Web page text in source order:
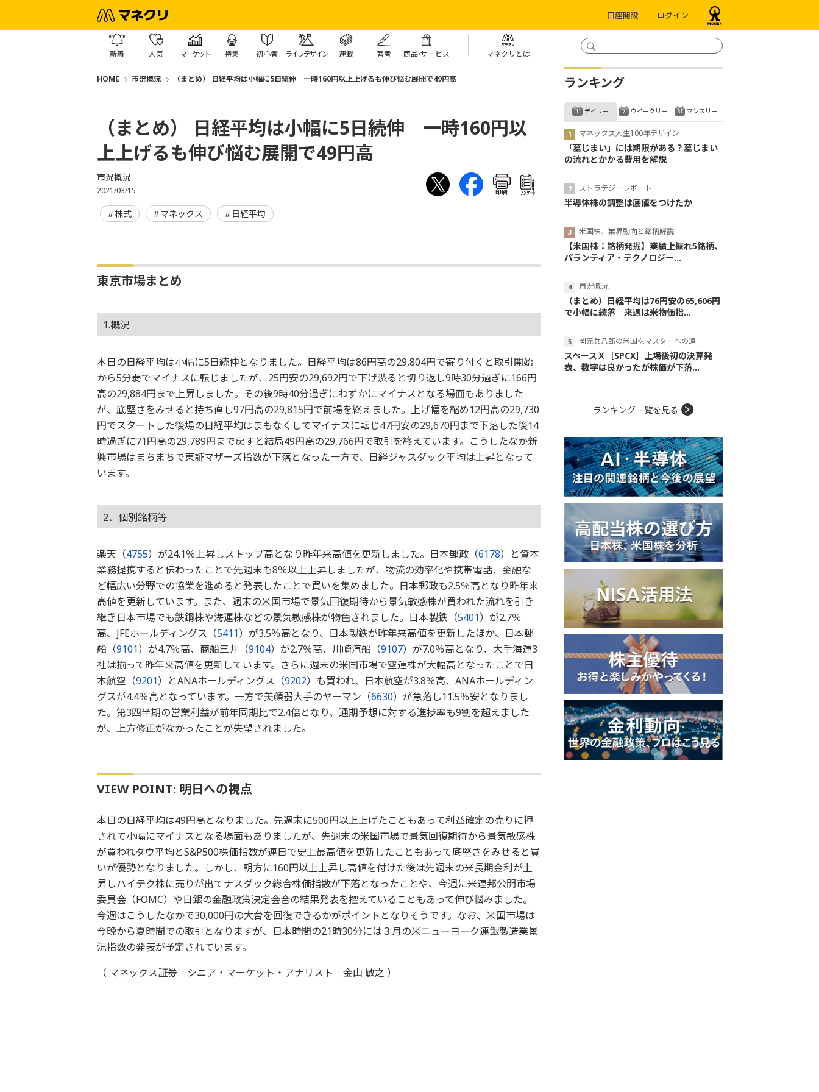
口座開設 ログイン
新着 人気 マーケット 特集 初心者 ライフデザイン 連載 著者 商品・サービス マネクリとは
HOME 市況概況 （まとめ） 日経平均は小幅に5日続伸 一時160円以上上げるも伸び悩む展開で49円高
（まとめ） 日経平均は小幅に5日続伸 一時160円以
上上げるも伸び悩む展開で49円高
市況概況
2021/03/15 印刷 ｱﾝｹｰﾄ
株式 マネックス 日経平均
東京市場まとめ
1.概況
本日の日経平均は小幅に5日続伸となりました。日経平均は86円高の29,804円で寄り付くと取引開始
から5分弱でマイナスに転じましたが、25円安の29,692円で下げ渋ると切り返し9時30分過ぎに166円
高の29,884円まで上昇しました。その後9時40分過ぎにわずかにマイナスとなる場面もありました
が、底堅さをみせると持ち直し97円高の29,815円で前場を終えました。上げ幅を縮め12円高の29,730
円でスタートした後場の日経平均はまもなくしてマイナスに転じ47円安の29,670円まで下落した後14
時過ぎに71円高の29,789円まで戻すと結局49円高の29,766円で取引を終えています。こうしたなか新
興市場はまちまちで東証マザーズ指数が下落となった一方で、日経ジャスダック平均は上昇となって
います。
2．個別銘柄等
楽天（4755）が24.1％上昇しストップ高となり昨年来高値を更新しました。日本郵政（6178）と資本
業務提携すると伝わったことで先週末も8％以上上昇しましたが、物流の効率化や携帯電話、金融な
ど幅広い分野での協業を進めると発表したことで買いを集めました。日本郵政も2.5％高となり昨年来
高値を更新しています。また、週末の米国市場で景気回復期待から景気敏感株が買われた流れを引き
継ぎ日本市場でも鉄鋼株や海運株などの景気敏感株が物色されました。日本製鉄（5401）が2.7％
高、JFEホールディングス（5411）が3.5％高となり、日本製鉄が昨年来高値を更新したほか、日本郵
船（9101）が4.7％高、商船三井（9104）が2.7％高、川崎汽船（9107）が7.0％高となり、大手海運3
社は揃って昨年来高値を更新しています。さらに週末の米国市場で空運株が大幅高となったことで日
本航空（9201）とANAホールディングス（9202）も買われ、日本航空が3.8％高、ANAホールディン
グスが4.4％高となっています。一方で美顔器大手のヤーマン（6630）が急落し11.5％安となりまし
た。第3四半期の営業利益が前年同期比で2.4倍となり、通期予想に対する進捗率も9割を超えました
が、上方修正がなかったことが失望されました。
VIEW POINT: 明日への視点
本日の日経平均は49円高となりました。先週末に500円以上上げたこともあって利益確定の売りに押
されて小幅にマイナスとなる場面もありましたが、先週末の米国市場で景気回復期待から景気敏感株
が買われダウ平均とS&P500株価指数が連日で史上最高値を更新したこともあって底堅さをみせると買
いが優勢となりました。しかし、朝方に160円以上上昇し高値を付けた後は先週末の米長期金利が上
昇しハイテク株に売りが出てナスダック総合株価指数が下落となったことや、今週に米連邦公開市場
委員会（FOMC）や日銀の金融政策決定会合の結果発表を控えていることもあって伸び悩みました。
今週はこうしたなかで30,000円の大台を回復できるかがポイントとなりそうです。なお、米国市場は
今晩から夏時間での取引となりますが、日本時間の21時30分には３月の米ニューヨーク連銀製造業景
況指数の発表が予定されています。
（ マネックス証券 シニア・マーケット・アナリスト 金山 敏之 ）
ランキング
デイリー
マネックス人生100年デザイン
「墓じまい」には期限がある？墓じまい
の流れとかかる費用を解説
ストラテジーレポート
半導体株の調整は底値をつけたか
米国株、業界動向と銘柄解説
【米国株：銘柄発掘】業績上振れ5銘柄、
パランティア・テクノロジー...
市況概況
（まとめ）日経平均は76円安の65,606円
で小幅に続落 来週は米物価指...
岡元兵八郎の米国株マスターへの道
スペースＸ［SPCX］上場後初の決算発
表、数字は良かったが株価が下落...
ウイークリー マンスリー
ランキング一覧を見る